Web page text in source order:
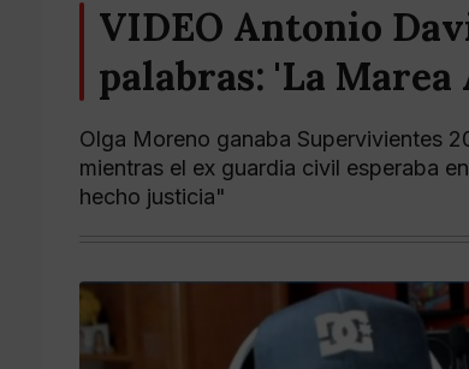
VIDEO Antonio
palabras: 'La
Olga Moreno ganaba Supervivientes
mientras el ex guardia civil esperaba
hecho justicia"